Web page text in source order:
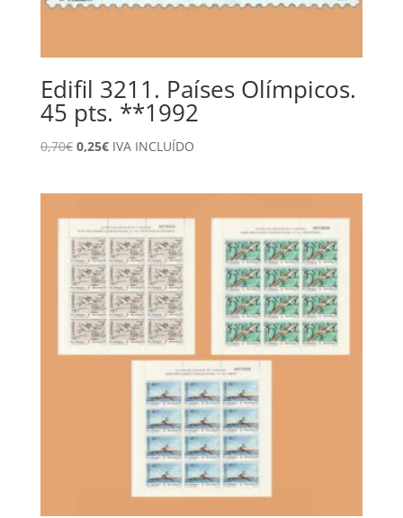
Edifil 3211. Países Olímpicos.
45 pts. **1992
0,70€ El
0,70€.
0,25€El
0,25€.
IVA INCLUÍDO